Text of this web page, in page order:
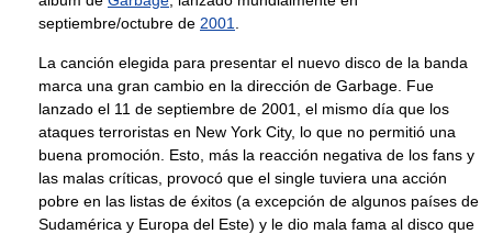
septiembre/octubre de 2001
La canción elegida para presentar el nuevo disco de la banda
marca una gran cambio en la dirección de Garbage. Fue
lanzado el 11 de septiembre de 2001, el mismo día que los
ataques terroristas en New York City, lo que no permitió una
buena promoción. Esto, más la reacción negativa de los fans y
las malas críticas, provocó que el single tuviera una acción
pobre en las listas de éxitos (a excepción de algunos países de
Sudamérica y Europa del Este) y le dio mala fama al disco que